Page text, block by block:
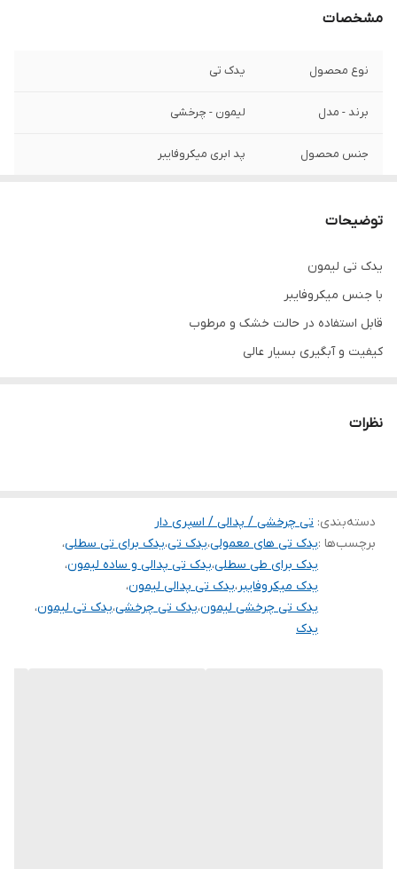
مشخصات
نوع محصول یدک تی
برند - مدل لیمون - چرخشی
جنس محصول پد ابری میکروفایبر
توضیحات
یدک تی لیمون
با جنس میکروفایبر
قابل استفاده در حالت خشک و مرطوب
کیفیت و آبگیری بسیار عالی
نظرات
دسته‌بندی: تی چرخشی / پدالی / اسپری دار
برچسب‌ها :یدک تی های معمولی،یدک تی،یدک برای تی سطلی،
یدک برای طی سطلی،یدک تی پدالی و ساده لیمون،
یدک میکروفایبر،یدک تی پدالی لیمون،
یدک تی چرخشی لیمون،یدک تی چرخشی،یدک تی لیمون،
یدک